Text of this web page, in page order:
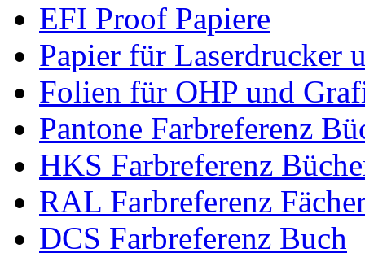
EFI Proof Papiere
Papier für Laserdrucker
Folien für OHP und
Pantone Farbreferenz
HKS Farbreferenz
RAL Farbreferenz
DCS Farbreferenz Buch